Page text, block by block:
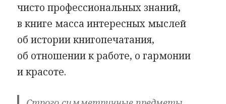
чисто профессиональных знаний,
в книге масса интересных мыслей
об истории книгопечатания,
об отношении к работе, о гармонии
и красоте.